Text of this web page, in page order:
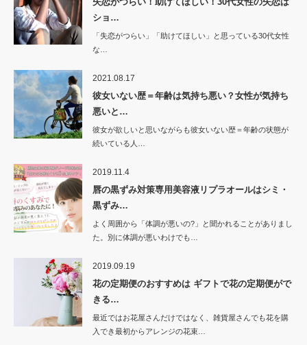
ショ…
「失恋がつらい」「助けてほしい」と思っている30代女性
な…
2021.08.17
彼女いない歴＝年齢は気持ち悪い？女性が気持ち
悪いと…
彼女が欲しいと思いながらも彼女いない歴＝年齢の状態が
続いている人…
2019.11.4
唇の黒ずみ対策専用美容液リプラオールはシミ・
黒ずみ…
よく周囲から「体調が悪いの?」と聞かれることがありまし
た。別に体調が悪いわけでも…
2019.09.19
花の定期便のおすすめは ギフトで花の定期便がで
きる…
最近ではお花屋さんだけではなく、雑貨屋さんでも花を購
入でき最初からアレンジの花束…